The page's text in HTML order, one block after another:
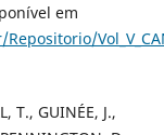
em
T., GUINÉE, J.,